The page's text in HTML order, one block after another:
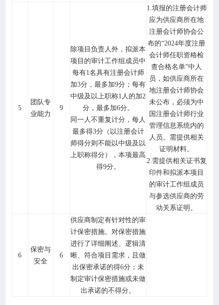
5
团队专
业能力
9
除项目负责人外，拟派本
项目的审计工作组成员中
每有1名具有注册会计师
加3分，最多加9分；每有
中级及以上职称1人的加2
分，最多加6分。
同一人不重复计分，每人
最多得3分（以注册会计
师得分则不能以中级及以
上职称得分），本项最高
得9分。
1.填报的注册会计师
应为供应商所在地
注册会计师协会公
布的“2024年度注册
会计师任职资格检
查合格名单”中人
员，如供应商所在
地注册会计师协会
未公布，必须为中
国注册会计师行业
管理信息系统内的
人员。需提供相关
证明材料。
2.需提供相关证书复
印件和拟派本项目
的审计工作组成员
与参选供应商的劳
动关系证明。
6
保密与
安全
6
供应商制定有针对性的审
计保密措施。对保密措施
进行了详细阐述、逻辑清
晰、符合项目需求，且做
出保密承诺的得6分；未
制定审计保密措施或未做
出承诺的不得分。